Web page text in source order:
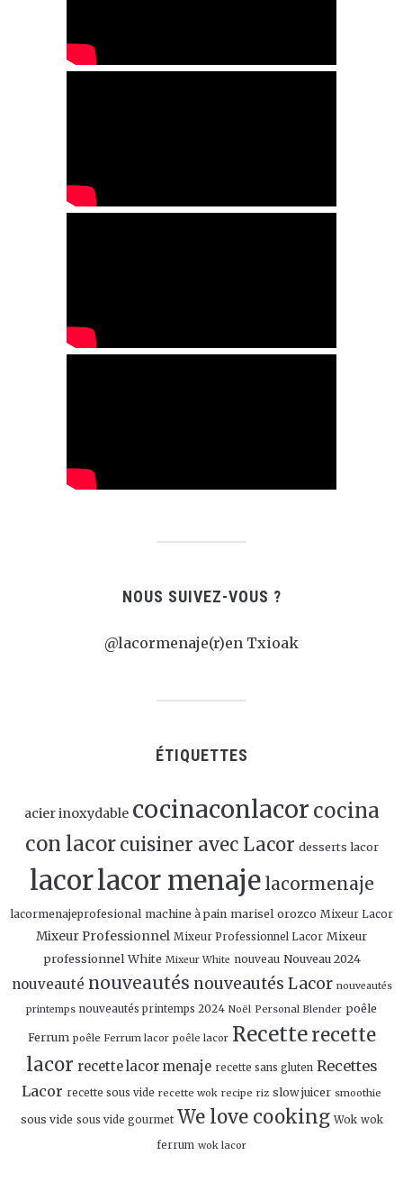
NOUS SUIVEZ-VOUS ?
@lacormenaje(r)en Txioak
ÉTIQUETTES
acier inoxydable cocinaconlacor cocina
con lacor cuisiner avec Lacor desserts lacor
lacorlacor menaje lacormenaje
lacormenajeprofesional machine à pain marisel orozco Mixeur Lacor
Mixeur Professionnel Mixeur Professionnel Lacor Mixeur
professionnel White Mixeur White nouveau Nouveau 2024
nouveauté nouveautés nouveautés Lacor nouveautés
printemps nouveautés printemps 2024 Noël Personal Blender poêle
Ferrum poêle Ferrum lacor poêle lacor Recette recette
lacor recette lacor menaje recette sans gluten Recettes
Lacor recette sous vide recette wok recipe riz slow juicer smoothie
sous vide sous vide gourmet We love cooking Wok wok
ferrum wok lacor